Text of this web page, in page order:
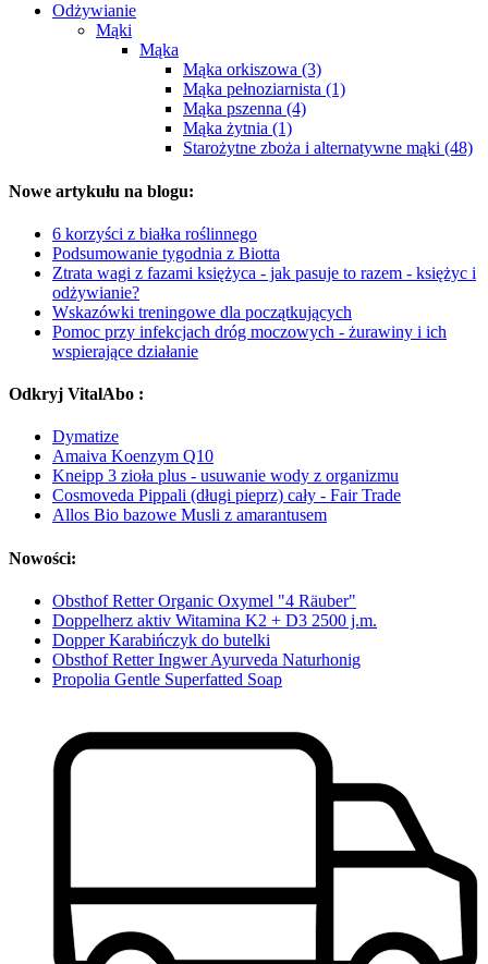
Odżywianie
Mąki
Mąka
Mąka orkiszowa (3)
Mąka pełnoziarnista (1)
Mąka pszenna (4)
Mąka żytnia (1)
Starożytne zboża i alternatywne mąki (48)
Nowe artykułu na blogu:
6 korzyści z białka roślinnego
Podsumowanie tygodnia z Biotta
Ztrata wagi z fazami księżyca - jak pasuje to razem - księżyc i
odżywianie?
Wskazówki treningowe dla początkujących
Pomoc przy infekcjach dróg moczowych - żurawiny i ich
wspierające działanie
Odkryj VitalAbo :
Dymatize
Amaiva Koenzym Q10
Kneipp 3 zioła plus - usuwanie wody z organizmu
Cosmoveda Pippali (długi pieprz) cały - Fair Trade
Allos Bio bazowe Musli z amarantusem
Nowości:
Obsthof Retter Organic Oxymel "4 Räuber"
Doppelherz aktiv Witamina K2 + D3 2500 j.m.
Dopper Karabińczyk do butelki
Obsthof Retter Ingwer Ayurveda Naturhonig
Propolia Gentle Superfatted Soap